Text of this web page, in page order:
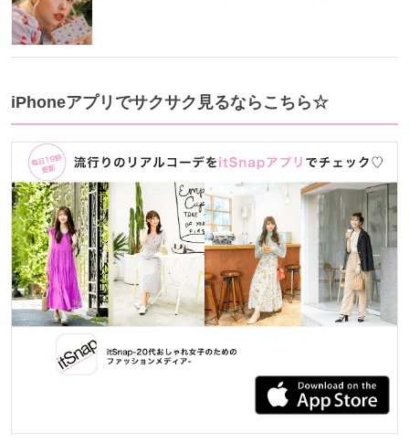
iPhoneアプリでサクサク見るならこちら☆